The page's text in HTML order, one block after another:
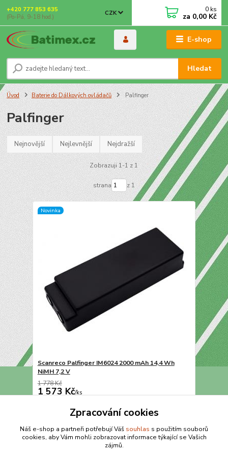
E-shop
CZK
Hledat
+420 777 853 635
(Po-Pá, 9-18 hod.)
0 ks
za 0,00 Kč
Úvod Baterie do Dálkových ovládačů Palfinger
Palfinger
Nejnovější Nejlevnější Nejdražší
Zobrazuji 1-1 z 1
strana z 1
Novinka
Scanreco Palfinger IM6024 2000 mAh 14,4 Wh
NiMH 7,2 V
1 778 Kč
1 573 Kč/ks
Přidat do košíku
strana z 1
Zpracování cookies
Náš e-shop a partneři potřebují Váš souhlas s použitím souborů
cookies, aby Vám mohli zobrazovat informace týkající se Vašich
zájmů.